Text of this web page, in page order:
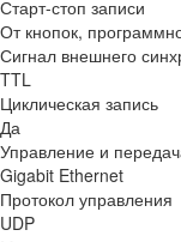
Старт-стоп записи
От кнопок,
Сигнал внешнего
TTL
Циклическая запись
Да
Управление и
Gigabit Ethernet
Протокол управления
UDP